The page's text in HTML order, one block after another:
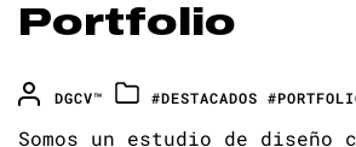
Portfolio
DGCV™ #DESTACADOS
Somos un estudio de diseño